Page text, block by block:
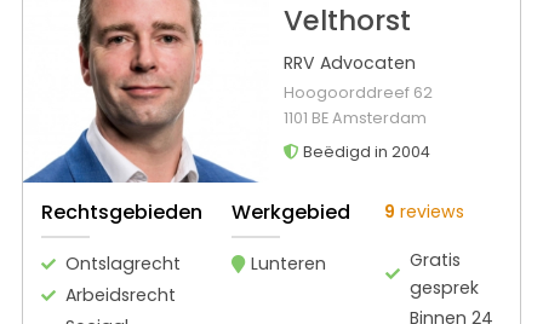
Velthorst
RRV Advocaten
Hoogoorddreef 62
1101 BE Amsterdam
Beëdigd in 2004
Rechtsgebieden
Ontslagrecht
Arbeidsrecht
Werkgebied
Lunteren
9 reviews
Gratis
gesprek
Binnen 24